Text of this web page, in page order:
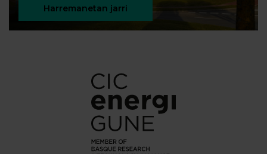
Harremanetan jarri